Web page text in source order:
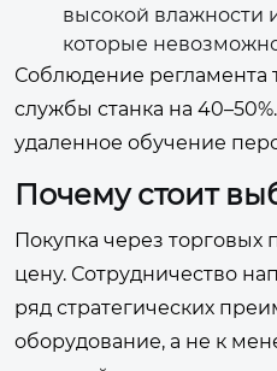
высокой влажности
которые
Соблюдение регламента
службы станка на
удаленное обучение
Почему стоит
Покупка через
цену. Сотрудничество
ряд стратегических
оборудование, а не к